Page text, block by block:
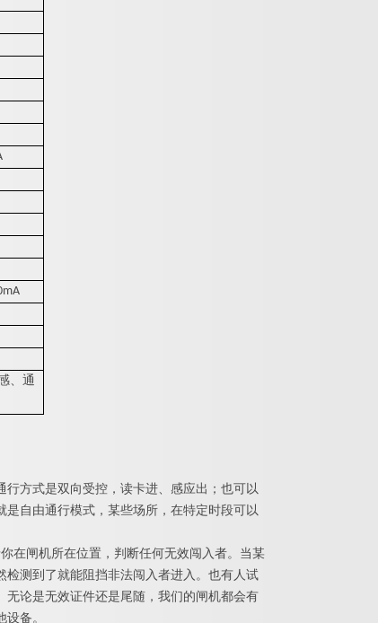
、通
行方式是双向受控，读卡进、感应出；也可以
自由通行模式，某些场所，在特定时段可以
在闸机所在位置，判断任何无效闯入者。当某
测到了就能阻挡非法闯入者进入。也有人试
无论是无效证件还是尾随，我们的闸机都会有
备。